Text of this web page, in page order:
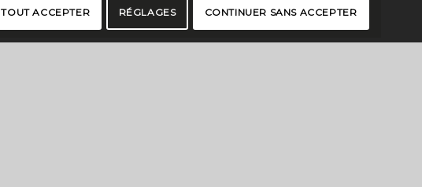
TOUT ACCEPTER RÉGLAGES CONTINUER SANS ACCEPTER